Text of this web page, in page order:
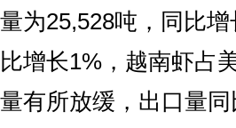
量为25,528吨，同比
比增长1%，越南虾占
量有所放缓，出口量